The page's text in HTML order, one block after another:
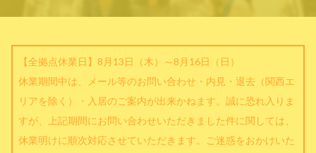
【全拠点休業日】8月13日（木）～8月16日（日）
休業期間中は、メール等のお問い合わせ・内見・退去（関西エ
リアを除く）・入居のご案内が出来かねます。誠に恐れ入りま
すが、上記期間にお問い合わせいただきました件に関しては、
休業明けに順次対応させていただきます。ご迷惑をおかけいた